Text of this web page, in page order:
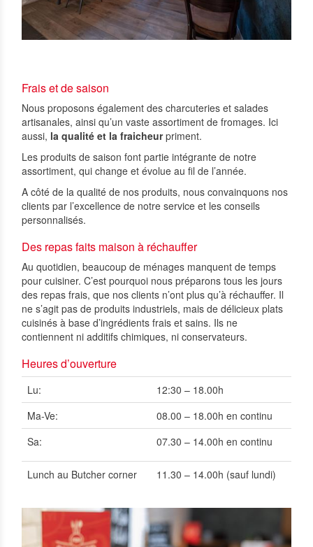
Frais et de saison
Nous proposons également des charcuteries et salades
artisanales, ainsi qu’un vaste assortiment de fromages. Ici
aussi, la qualité et la fraicheurpriment.
Les produits de saison font partie intégrante de notre
assortiment, qui change et évolue au fil de l’année.
A côté de la qualité de nos produits, nous convainquons nos
clients par l’excellence de notre service et les conseils
personnalisés.
Des repas faits maison à réchauffer
Au quotidien, beaucoup de ménages manquent de temps
pour cuisiner. C’est pourquoi nous préparons tous les jours
des repas frais, que nos clients n’ont plus qu’à réchauffer. Il
ne s’agit pas de produits industriels, mais de délicieux plats
cuisinés à base d’ingrédients frais et sains. Ils ne
contiennent ni additifs chimiques, ni conservateurs.
Heures d’ouverture
Lu:
12:30 – 18.00h
Ma-Ve:
08.00 – 18.00h en continu
Sa:
07.30 – 14.00h en continu
Lunch au Butcher corner 11.30 – 14.00h (sauf lundi)